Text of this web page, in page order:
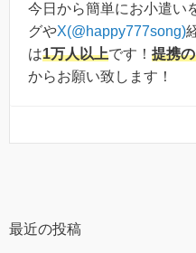
今日から簡単にお小遣い
グやX(@happy777song)
は1万人以上です！ 提携
からお願い致します！
最近の投稿